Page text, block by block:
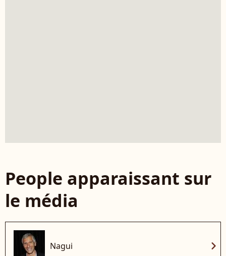
People apparaissant sur
le média
Nagui chevron_right